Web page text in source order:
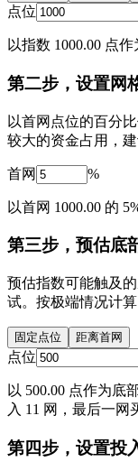
点位
以指数 1000.00 点
第二步，设置网
以首网点位的百分
较大的资金占用，
首网 %
以首网 1000.00 的
第三步，预估底
预估指数可能触及
试。按极端情况计
固定点位 距离首网
点位
以 500.00 点作为底
入 11 网，最后一网
第四步，设置投